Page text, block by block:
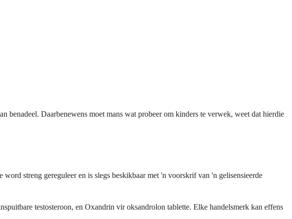
benadeel. Daarbenewens moet mans wat probeer om kinders te verwek, weet dat hierdie
streng gereguleer en is slegs beskikbaar met 'n voorskrif van 'n gelisensieerde
testosteroon, en Oxandrin vir oksandrolon tablette. Elke handelsmerk kan effens